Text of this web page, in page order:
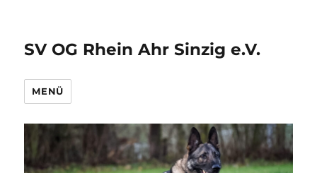
SV OG Rhein Ahr Sinzig e.V.
MENÜ